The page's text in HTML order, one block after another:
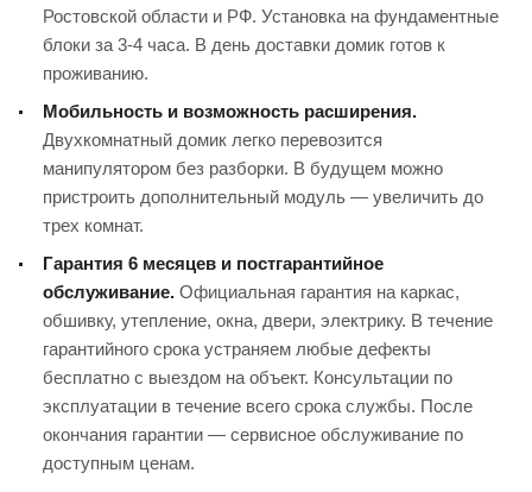
Ростовской области и РФ. Установка на фундаментные
блоки за 3-4 часа. В день доставки домик готов к
проживанию.
Мобильность и возможность расширения.
Двухкомнатный домик легко перевозится
манипулятором без разборки. В будущем можно
пристроить дополнительный модуль — увеличить до
трех комнат.
Гарантия 6 месяцев и постгарантийное
обслуживание. Официальная гарантия на каркас,
обшивку, утепление, окна, двери, электрику. В течение
гарантийного срока устраняем любые дефекты
бесплатно с выездом на объект. Консультации по
эксплуатации в течение всего срока службы. После
окончания гарантии — сервисное обслуживание по
доступным ценам.